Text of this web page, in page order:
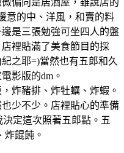
意的中、洋風，和賣的料
是三張勉強可坐四人的盤
裡貼滿了美食節目的採
之耶=)當然也有五郎和久
影版的dm。
炸豬排、炸牡蠣、炸蝦。
少不少。店裡貼心的準備
決定這次照著五郎點。五
炸餛飩。